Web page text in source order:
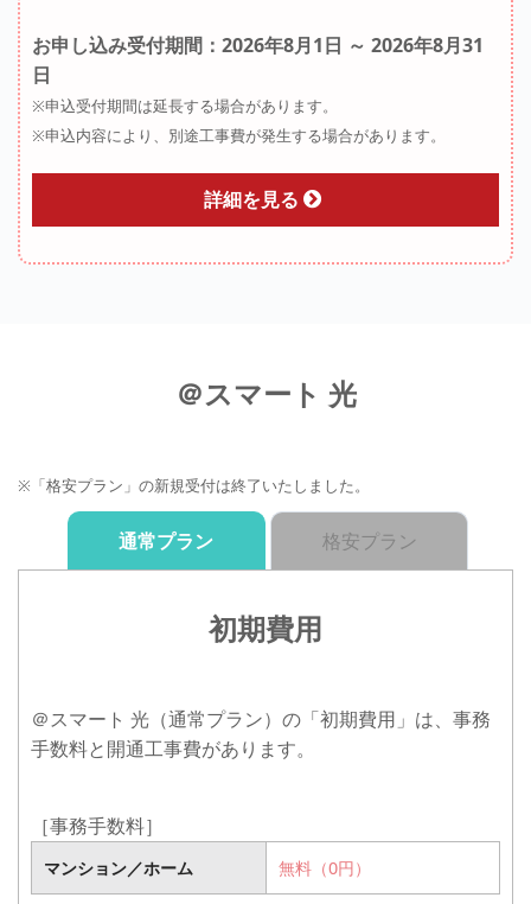
お申し込み受付期間：2026年8月1日 ～ 2026年8月31
日
※申込受付期間は延長する場合があります。
※申込内容により、別途工事費が発生する場合があります。
詳細を見る
＠スマート 光
※「格安プラン」の新規受付は終了いたしました。
通常プラン 格安プラン
初期費用
＠スマート 光（通常プラン）の「初期費用」は、事務
手数料と開通工事費があります。
［事務手数料］
マンション／ホーム 無料（0円）
マンション／ホーム 無料（0円）